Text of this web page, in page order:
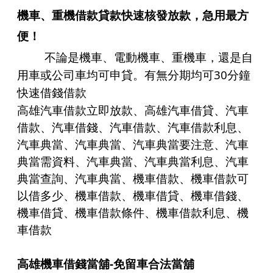
機車、 重機借款貸款快速核發放款，急用最方
便！
不論是機車、 電動機車、 重機車 ，還是自
用車或公司車均可申貸。有無分期均可30分鐘
快速借錢借款
高雄汽車借款立即放款、高雄汽車借貸、汽車
借款、 汽車借錢、汽車借款、 汽車借款利息、
汽車典當、汽車典當、汽車典當要注意、汽車
典當需資料、汽車典當、汽車典當利息、汽車
典當查詢、汽車典當、機車借款、機車借款可
以借多少、機車借款、機車借貸、機車借錢、
機車借貸、機車借款條件、機車借款利息、機
車借款
高雄機車借錢當舖-免留車合法當舖